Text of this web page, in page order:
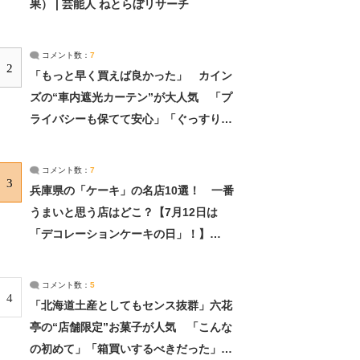
果） | 芸能人 ねとらぼリサーチ
2
コメント数： 7
「もっと早く買えば良かった」 カイン
ズの“車内遮光カーテン”が大人気 「プ
ライバシーも保てて安心」「ぐっすり眠
3
コメント数： 7
兵庫県の「ケーキ」の名店10選！ 一番
うまいと思う店はどこ？【7月12日は
「デコレーションケーキの日」！】
4
コメント数： 5
「北海道土産としてもセンス抜群」六花
亭の“店舗限定”お菓子が人気 「こんな
の初めて」「箱買いするべきだった」